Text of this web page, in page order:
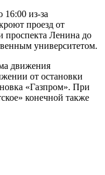
16:00 из-за
проезд от
проспекта Ленина до
университетом.
движения
от остановки
«Газпром». При
конечной также